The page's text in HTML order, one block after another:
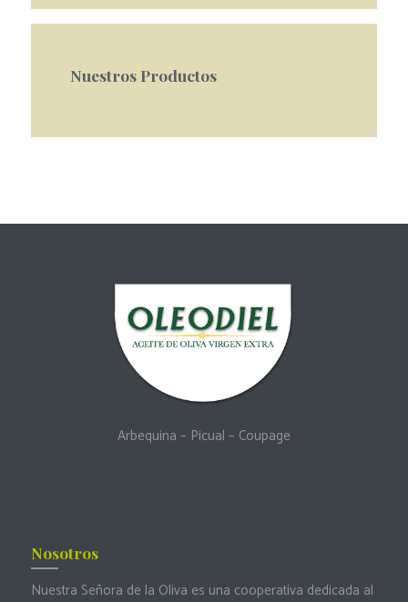
Nuestros Productos
Arbequina – Picual – Coupage
Nosotros
Nuestra Señora de la Oliva es una cooperativa dedicada al